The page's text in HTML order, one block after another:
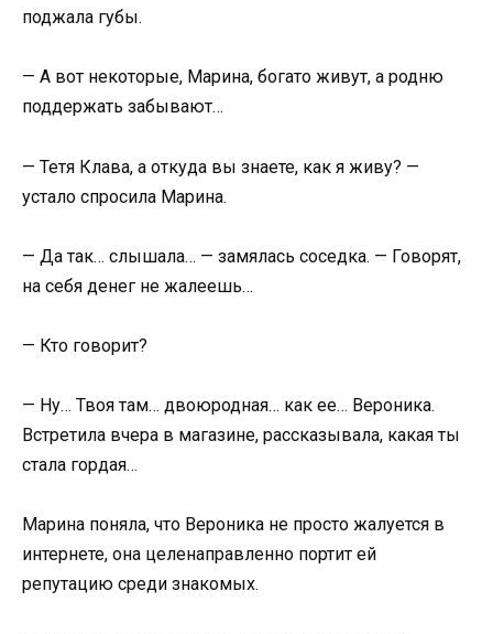
поджала губы.
— А вот некоторые, Марина, богато живут, а родню
поддержать забывают…
— Тетя Клава, а откуда вы знаете, как я живу? —
устало спросила Марина.
— Да так… слышала… — замялась соседка. — Говорят,
на себя денег не жалеешь…
— Кто говорит?
— Ну… Твоя там… двоюродная… как ее… Вероника.
Встретила вчера в магазине, рассказывала, какая ты
стала гордая…
Марина поняла, что Вероника не просто жалуется в
интернете, она целенаправленно портит ей
репутацию среди знакомых.